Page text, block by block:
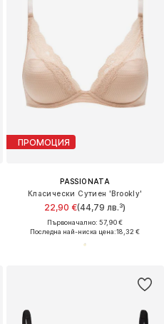
ПРОМОЦИЯ
PASSIONATA
Класически Сутиен 'Brookly'
22,90 €(44,79 лв.³)
Първоначално: 57,90 €
Последна най-ниска цена:18,32 €